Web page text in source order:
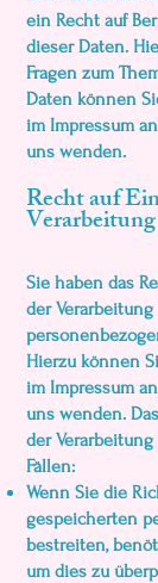
ein Recht auf
dieser Daten.
Fragen zum
Daten können
im Impressum
uns wenden.
Recht auf
Verarbeitung
Sie haben das
der
Hierzu können
im Impressum
uns wenden.
der
Fällen:
Wenn Sie die
gespeicherten
bestreiten,
um dies zu